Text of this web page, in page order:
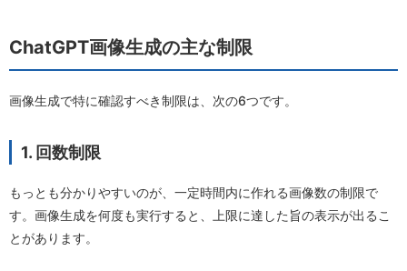
ChatGPT画像生成の主な制限
画像生成で特に確認すべき制限は、次の6つです。
1. 回数制限
もっとも分かりやすいのが、一定時間内に作れる画像数の制限で
す。画像生成を何度も実行すると、上限に達した旨の表示が出るこ
とがあります。